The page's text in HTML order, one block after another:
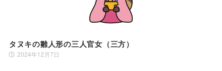
タヌキの雛人形の三人官女（三方）
2024年12月7日